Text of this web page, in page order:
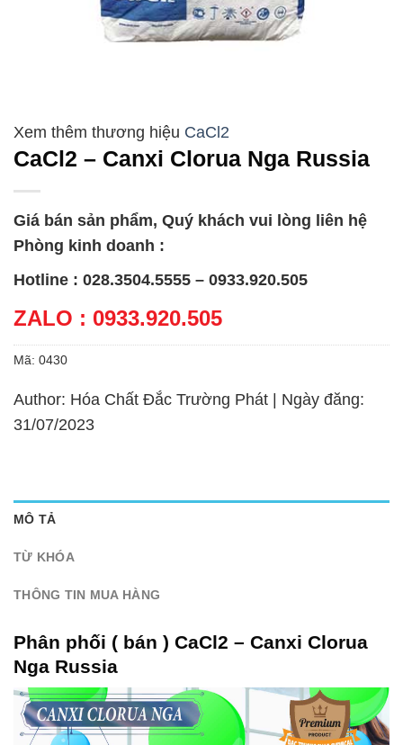
CaCl2
CaCl2 – Canxi Clorua Nga Russia
Giá bán sản phẩm, Quý khách vui lòng liên hệ
Phòng kinh doanh :
Hotline : 028.3504.5555 – 0933.920.505
ZALO : 0933.920.505
Mã: 0430
Author: Hóa Chất Đắc Trường Phát | Ngày đăng:
31/07/2023
MÔ TẢ
TỪ KHÓA
THÔNG TIN MUA HÀNG
Phân phối ( bán ) CaCl2 – Canxi Clorua
Nga Russia